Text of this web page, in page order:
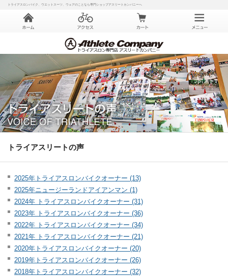
トライアスロンバイク、ウエットスーツ、ウェアのことなら専門ショップアスリートカンパニーへ
トライアスリートの声
2025年トライアスロンバイクオーナー (13)
2025年ニュージーランドアイアンマン (1)
2024年 トライアスロンバイクオーナー (31)
2023年 トライアスロンバイクオーナー (36)
2022年 トライアスロンバイクオーナー (34)
2021年 トライアスロンバイクオーナー (21)
2020年トライアスロンバイクオーナー (20)
2019年トライアスロンバイクオーナー (26)
2018年トライアスロンバイクオーナー (32)